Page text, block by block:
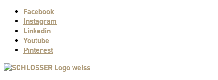
Facebook
Instagram
Linkedin
Youtube
Pinterest